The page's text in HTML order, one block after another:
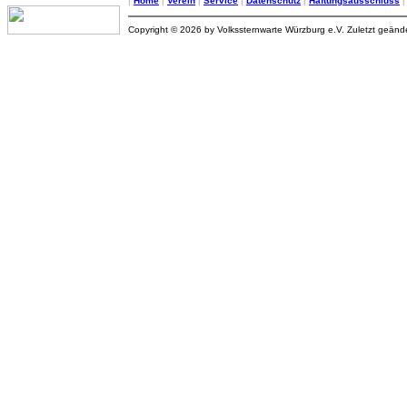
Copyright © 2026 by Volkssternwarte Würzburg e.V. Zuletzt